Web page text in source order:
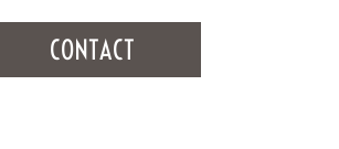
CONTACT